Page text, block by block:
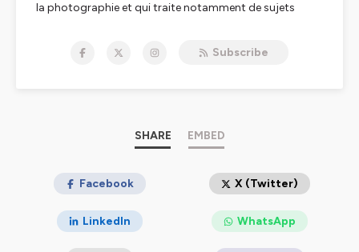
la photographie et qui traite notamment de sujets
lancer ma propre émission qui évoluera, s’adaptera
iconographes, galeristes, acheteurs d’art, imprimeurs,
etc. Avec eux, j’aborderai à la fois la réalité de leur
aussi sur une thématique plus sociétale, liée de près ou
Il y aura également des épisodes où je serai seul aux
manettes. Ceux ci seront plutôt alors analytiques, voire
même éducatifs, sur un sujet bien précis et défini.
Subscribe
SHARE EMBED
Facebook X (Twitter)
LinkedIn WhatsApp